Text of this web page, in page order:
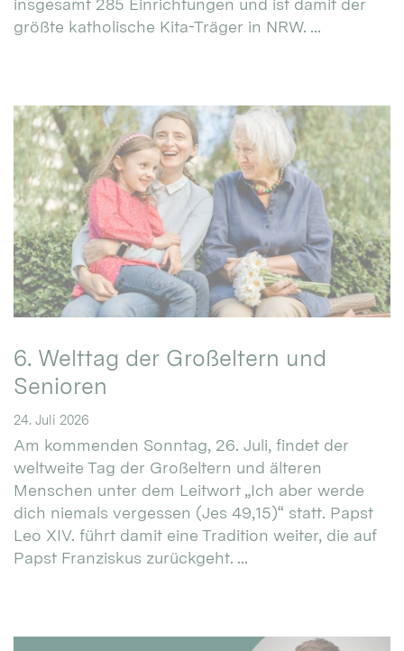
insgesamt 285 Einrichtungen und ist damit der
größte katholische Kita-Träger in NRW. ...
6. Welttag der Großeltern und
Senioren
24. Juli 2026
Am kommenden Sonntag, 26. Juli, findet der
weltweite Tag der Großeltern und älteren
Menschen unter dem Leitwort „Ich aber werde
dich niemals vergessen (Jes 49,15)“ statt. Papst
Leo XIV. führt damit eine Tradition weiter, die auf
Papst Franziskus zurückgeht. ...